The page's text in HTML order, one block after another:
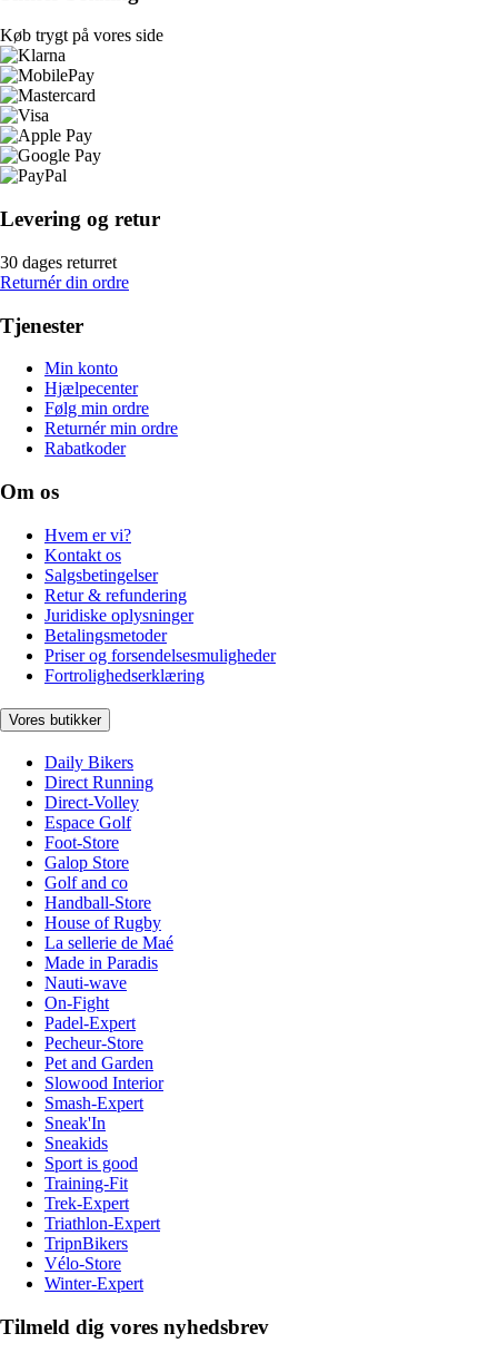
Køb trygt på vores side
Levering og retur
30 dages returret
Returnér din ordre
Tjenester
Min konto
Hjælpecenter
Følg min ordre
Returnér min ordre
Rabatkoder
Om os
Hvem er vi?
Kontakt os
Salgsbetingelser
Retur & refundering
Juridiske oplysninger
Betalingsmetoder
Priser og forsendelsesmuligheder
Fortrolighedserklæring
Vores butikker
Daily Bikers
Direct Running
Direct-Volley
Espace Golf
Foot-Store
Galop Store
Golf and co
Handball-Store
House of Rugby
La sellerie de Maé
Made in Paradis
Nauti-wave
On-Fight
Padel-Expert
Pecheur-Store
Pet and Garden
Slowood Interior
Smash-Expert
Sneak'In
Sneakids
Sport is good
Training-Fit
Trek-Expert
Triathlon-Expert
TripnBikers
Vélo-Store
Winter-Expert
Tilmeld dig vores nyhedsbrev